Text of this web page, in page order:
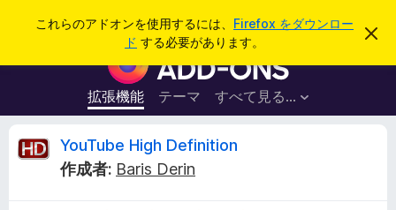
これらのアドオンを使用するには、 Firefox をダウンロー
ド する必要があります。
こ
を
F
i
r
e
拡張機能 テーマ すべて見る...
ログイン
Y
YouTube High Definition
作成者: Baris Derin